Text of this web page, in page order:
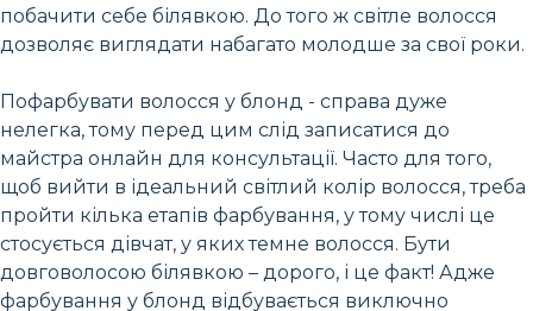
побачити себе білявкою. До того ж світле волосся
дозволяє виглядати набагато молодше за свої роки.
Пофарбувати волосся у блонд - справа дуже
нелегка, тому перед цим слід записатися до
майстра онлайн для консультації. Часто для того,
щоб вийти в ідеальний світлий колір волосся, треба
пройти кілька етапів фарбування, у тому числі це
стосується дівчат, у яких темне волосся. Бути
довговолосою білявкою – дорого, і це факт! Адже
фарбування у блонд відбувається виключно